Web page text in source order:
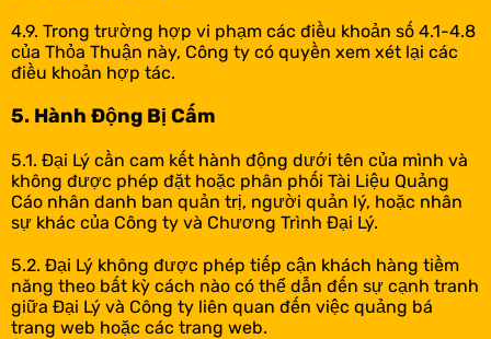
4.9. Trong trường hợp vi phạm các điều khoản số 4.1-4.8
của Thỏa Thuận này, Công ty có quyền xem xét lại các
điều khoản hợp tác.
5. Hành Động Bị Cấm
5.1. Đại Lý cần cam kết hành động dưới tên của mình và
không được phép đặt hoặc phân phối Tài Liệu Quảng
Cáo nhân danh ban quản trị, người quản lý, hoặc nhân
sự khác của Công ty và Chương Trình Đại Lý.
5.2. Đại Lý không được phép tiếp cận khách hàng tiềm
năng theo bất kỳ cách nào có thể dẫn đến sự cạnh tranh
giữa Đại Lý và Công ty liên quan đến việc quảng bá
trang web hoặc các trang web.